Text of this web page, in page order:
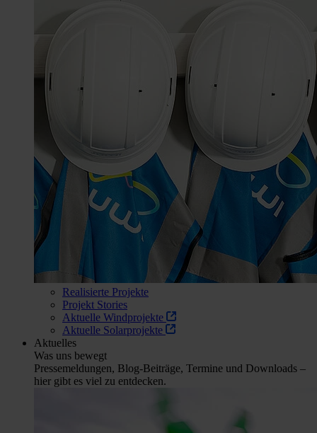
Realisierte Projekte
Projekt Stories
Aktuelle Windprojekte
Aktuelle Solarprojekte
Aktuelles
Was uns bewegt
Pressemeldungen, Blog-Beiträge, Termine und Downloads –
hier gibt es viel zu entdecken.